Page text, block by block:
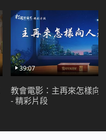
39:07
教會電影：主再來怎樣向
- 精彩片段